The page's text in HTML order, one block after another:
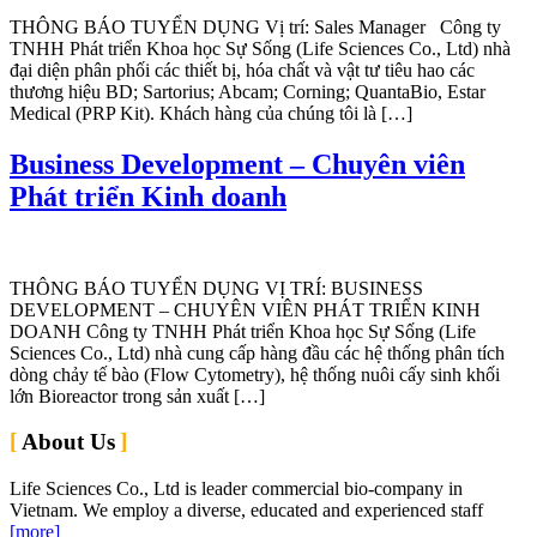
THÔNG BÁO TUYỂN DỤNG Vị trí: Sales Manager Công ty
TNHH Phát triển Khoa học Sự Sống (Life Sciences Co., Ltd) nhà
đại diện phân phối các thiết bị, hóa chất và vật tư tiêu hao các
thương hiệu BD; Sartorius; Abcam; Corning; QuantaBio, Estar
Medical (PRP Kit). Khách hàng của chúng tôi là […]
Business Development – Chuyên viên
Phát triển Kinh doanh
THÔNG BÁO TUYỂN DỤNG VỊ TRÍ: BUSINESS
DEVELOPMENT – CHUYÊN VIÊN PHÁT TRIỂN KINH
DOANH Công ty TNHH Phát triển Khoa học Sự Sống (Life
Sciences Co., Ltd) nhà cung cấp hàng đầu các hệ thống phân tích
dòng chảy tế bào (Flow Cytometry), hệ thống nuôi cấy sinh khối
lớn Bioreactor trong sản xuất […]
About Us
Life Sciences Co., Ltd is leader commercial bio-company in
Vietnam. We employ a diverse, educated and experienced staff
[more]